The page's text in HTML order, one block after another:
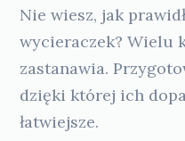
Nie wiesz, jak
wycieraczek? Wielu
zastanawia.
dzięki której ich
łatwiejsze.